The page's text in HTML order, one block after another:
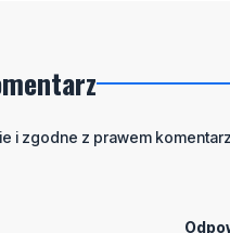
i zgodne z prawem